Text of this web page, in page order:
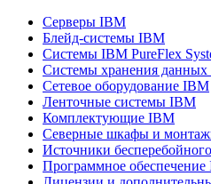
Серверы IBM
Блейд-системы IBM
Системы IBM PureFlex
Системы хранения
Сетевое оборудование IBM
Ленточные системы IBM
Комплектующие IBM
Северные шкафы и
Источники
Программное